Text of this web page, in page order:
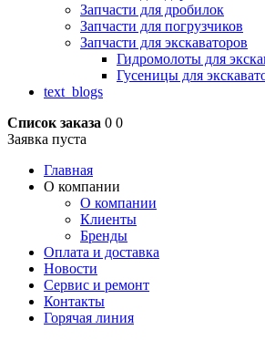
Запчасти для дробилок
Запчасти для погрузчиков
Запчасти для экскаваторов
Гидромолоты для
Гусеницы для
text_blogs
Список заказа 0 0
Заявка пуста
Главная
О компании
О компании
Клиенты
Бренды
Оплата и доставка
Новости
Сервис и ремонт
Контакты
Горячая линия